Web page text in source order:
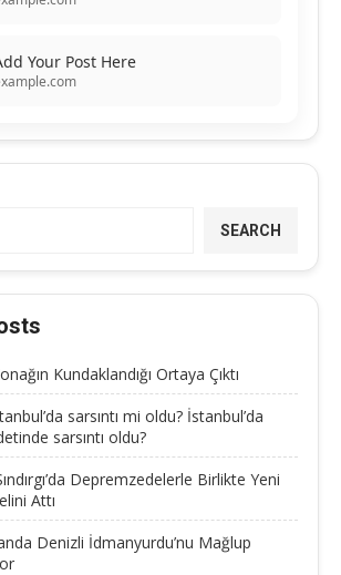
Your Post Here
SEARCH
Kundaklandığı Ortaya Çıktı
sarsıntı mi oldu? İstanbul’da
sarsıntı oldu?
Depremzedelerle Birlikte Yeni
Attı
Denizli İdmanyurdu’nu Mağlup